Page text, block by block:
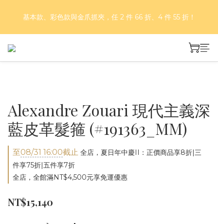
折，滿五件享7折！
基本款、彩色款與金爪抓夾，任 2 件 66 折、4 件 55 折！
好評再延長！夏日年中慶 part II｜正價商品 8 折，滿三件享75
Alexandre Zouari 現代主義深
藍皮革髮箍 (#191363_MM)
至08/31 16:00截止 全店，夏日年中慶II：正價商品享8折|三
件享75折|五件享7折
全店，全館滿NT$4,500元享免運優惠
NT$15,140